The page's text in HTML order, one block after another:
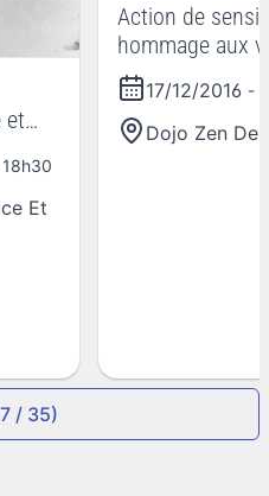
et
Et
Action de
hommage aux
fêtes de fin
17/12/2016 -
Dojo Zen De
/ 35)